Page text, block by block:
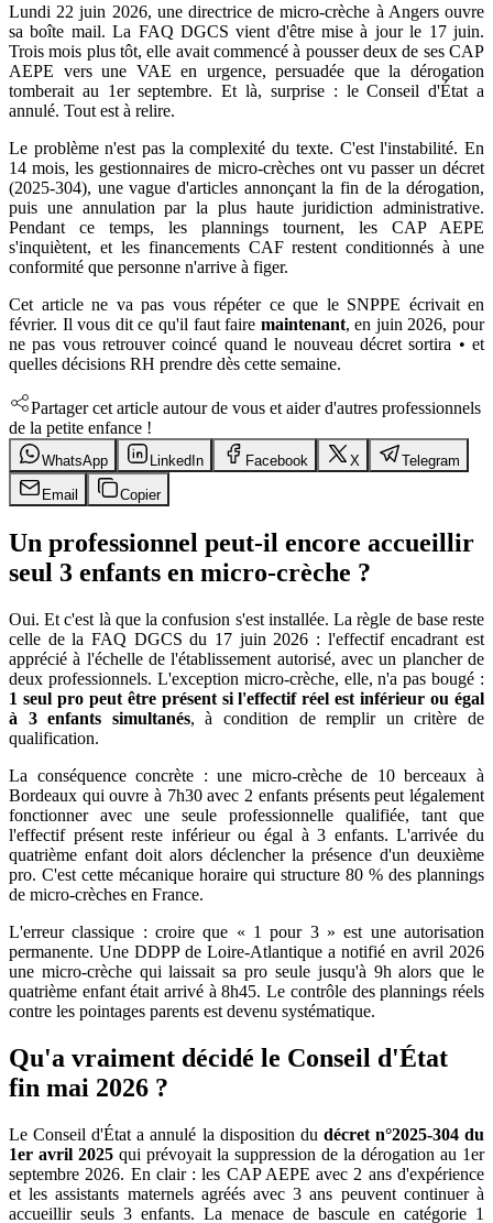
Lundi 22 juin 2026, une directrice de micro-crèche à Angers ouvre
sa boîte mail. La FAQ DGCS vient d'être mise à jour le 17 juin.
Trois mois plus tôt, elle avait commencé à pousser deux de ses CAP
AEPE vers une VAE en urgence, persuadée que la dérogation
tomberait au 1er septembre. Et là, surprise : le Conseil d'État a
annulé. Tout est à relire.
Le problème n'est pas la complexité du texte. C'est l'instabilité. En
14 mois, les gestionnaires de micro-crèches ont vu passer un décret
(2025-304), une vague d'articles annonçant la fin de la dérogation,
puis une annulation par la plus haute juridiction administrative.
Pendant ce temps, les plannings tournent, les CAP AEPE
s'inquiètent, et les financements CAF restent conditionnés à une
conformité que personne n'arrive à figer.
Cet article ne va pas vous répéter ce que le SNPPE écrivait en
février. Il vous dit ce qu'il faut faire maintenant, en juin 2026, pour
ne pas vous retrouver coincé quand le nouveau décret sortira • et
quelles décisions RH prendre dès cette semaine.
Partager cet article autour de vous et aider d'autres professionnels
de la petite enfance !
WhatsApp LinkedIn Facebook X Telegram
Email Copier
Un professionnel peut-il encore accueillir
seul 3 enfants en micro-crèche ?
Oui. Et c'est là que la confusion s'est installée. La règle de base reste
celle de la FAQ DGCS du 17 juin 2026 : l'effectif encadrant est
apprécié à l'échelle de l'établissement autorisé, avec un plancher de
deux professionnels. L'exception micro-crèche, elle, n'a pas bougé :
1 seul pro peut être présent si l'effectif réel est inférieur ou égal
à 3 enfants simultanés, à condition de remplir un critère de
qualification.
La conséquence concrète : une micro-crèche de 10 berceaux à
Bordeaux qui ouvre à 7h30 avec 2 enfants présents peut légalement
fonctionner avec une seule professionnelle qualifiée, tant que
l'effectif présent reste inférieur ou égal à 3 enfants. L'arrivée du
quatrième enfant doit alors déclencher la présence d'un deuxième
pro. C'est cette mécanique horaire qui structure 80 % des plannings
de micro-crèches en France.
L'erreur classique : croire que « 1 pour 3 » est une autorisation
permanente. Une DDPP de Loire-Atlantique a notifié en avril 2026
une micro-crèche qui laissait sa pro seule jusqu'à 9h alors que le
quatrième enfant était arrivé à 8h45. Le contrôle des plannings réels
contre les pointages parents est devenu systématique.
Qu'a vraiment décidé le Conseil d'État
fin mai 2026 ?
Le Conseil d'État a annulé la disposition du décret n°2025-304 du
1er avril 2025 qui prévoyait la suppression de la dérogation au 1er
septembre 2026. En clair : les CAP AEPE avec 2 ans d'expérience
et les assistants maternels agréés avec 3 ans peuvent continuer à
accueillir seuls 3 enfants. La menace de bascule en catégorie 1